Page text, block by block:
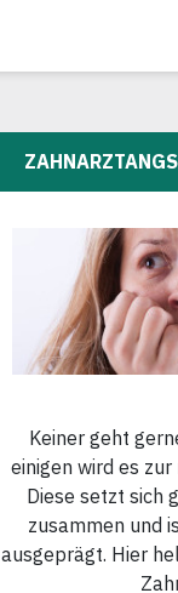
Keiner geht
einigen wird es
Diese setzt sich
zusammen und
ausgeprägt. Hier